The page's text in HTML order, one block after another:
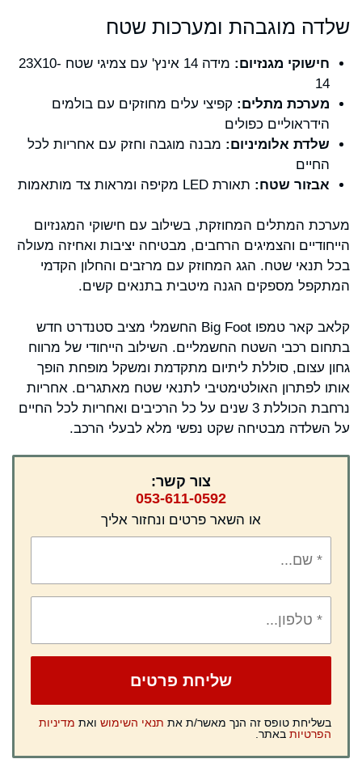
שלדה מוגבהת ומערכות שטח
חישוקי מגנזיום:
מידה 14 אינץ' עם צמיגי שטח 23X10-
14
מערכת מתלים: קפיצי עלים מחוזקים עם בולמים
הידראוליים כפולים
שלדת אלומיניום: מבנה מוגבה וחזק עם אחריות לכל
החיים
אבזור שטח: תאורת LED מקיפה ומראות צד מותאמות
מערכת המתלים המחוזקת, בשילוב עם חישוקי המגנזיום
הייחודיים והצמיגים הרחבים, מבטיחה יציבות ואחיזה מעולה
בכל תנאי שטח. הגג המחוזק עם מרזבים והחלון הקדמי
המתקפל מספקים הגנה מיטבית בתנאים קשים.
קלאב קאר טמפו Big Foot החשמלי מציב סטנדרט חדש
בתחום רכבי השטח החשמליים. השילוב הייחודי של מרווח
גחון עצום, סוללת ליתיום מתקדמת ומשקל מופחת הופך
אותו לפתרון האולטימטיבי לתנאי שטח מאתגרים. אחריות
נרחבת הכוללת 3 שנים על כל הרכיבים ואחריות לכל החיים
על השלדה מבטיחה שקט נפשי מלא לבעלי הרכב.
צור קשר:
053-611-0592
או השאר פרטים ונחזור אליך
בשליחת טופס זה הנך מאשר/ת את תנאי השימוש ואת מדיניות
הפרטיות באתר.